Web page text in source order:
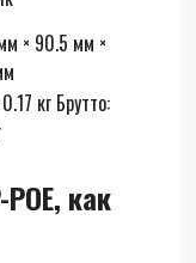
× 90.5 мм ×
кг Брутто:
как